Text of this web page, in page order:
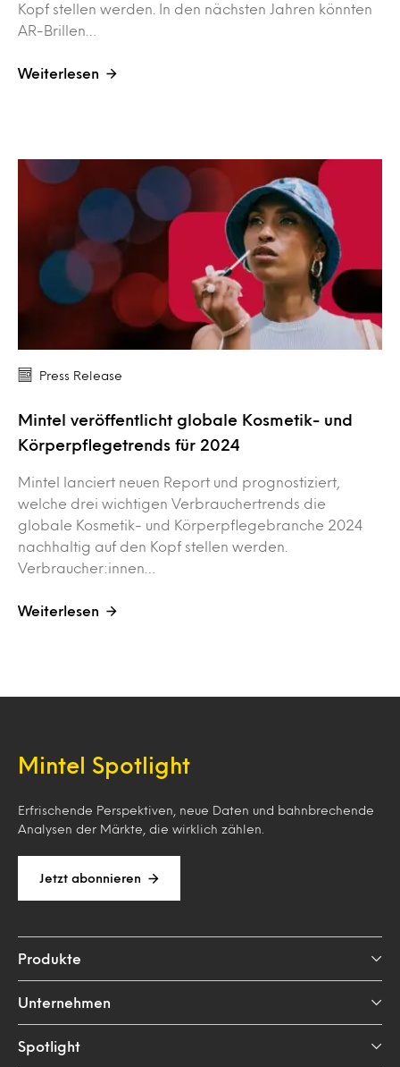
Kopf stellen werden. In den nächsten Jahren könnten
AR-Brillen…
Weiterlesen
Press Release
Mintel veröffentlicht globale Kosmetik- und
Körperpflegetrends für 2024
Mintel lanciert neuen Report und prognostiziert,
welche drei wichtigen Verbrauchertrends die
globale Kosmetik- und Körperpflegebranche 2024
nachhaltig auf den Kopf stellen werden.
Verbraucher:innen…
Weiterlesen
Mintel Spotlight
Erfrischende Perspektiven, neue Daten und bahnbrechende
Analysen der Märkte, die wirklich zählen.
Jetzt abonnieren
Produkte
Unternehmen
Spotlight